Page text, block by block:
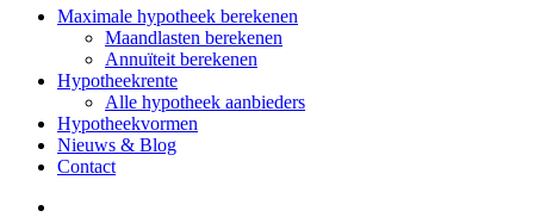
Maximale hypotheek berekenen
Maandlasten berekenen
Annuïteit berekenen
Hypotheekrente
Alle hypotheek aanbieders
Hypotheekvormen
Nieuws & Blog
Contact